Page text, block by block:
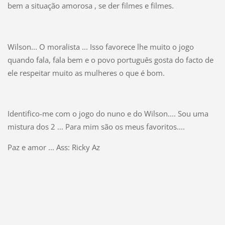
bem a situação amorosa , se der filmes e filmes.
Wilson... O moralista ... Isso favorece lhe muito o jogo
quando fala, fala bem e o povo português gosta do facto de
ele respeitar muito as mulheres o que é bom.
Identifico-me com o jogo do nuno e do Wilson.... Sou uma
mistura dos 2 ... Para mim são os meus favoritos....
Paz e amor ... Ass: Ricky Az